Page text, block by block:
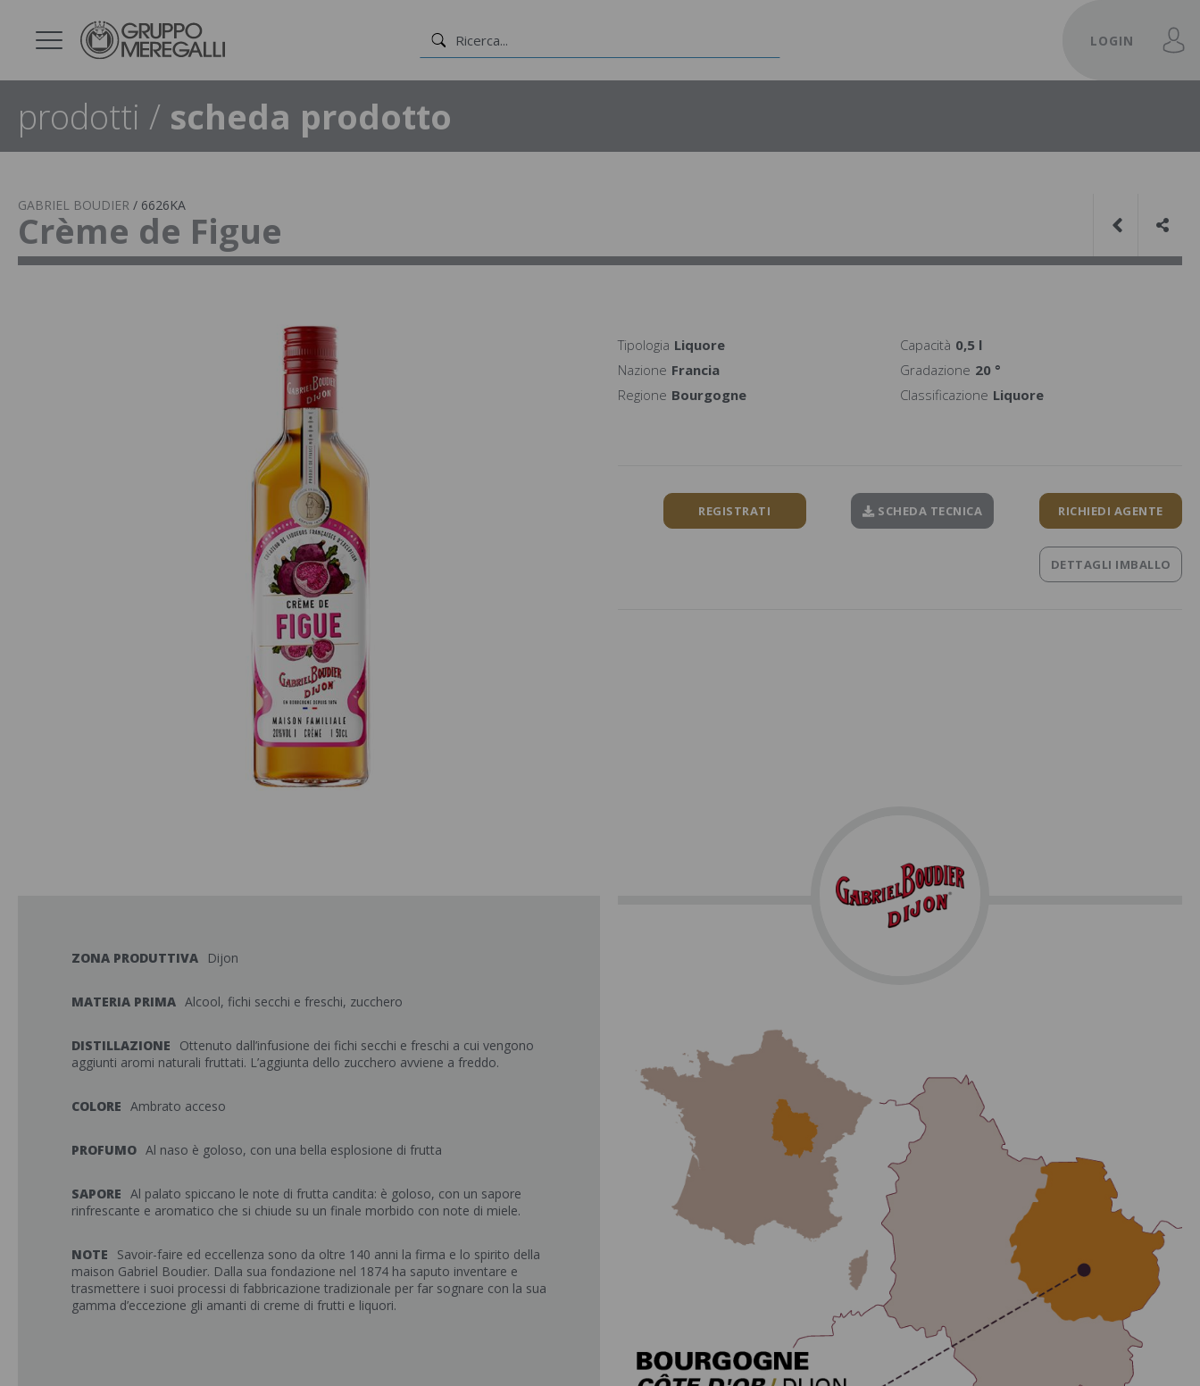
LOGIN
prodotti / scheda prodotto
GABRIEL BOUDIER / 6626KA
Crème de Figue
Tipologia Liquore Capacità 0,5 l
Nazione Francia Gradazione 20 °
Regione Bourgogne Classificazione Liquore
REGISTRATI SCHEDA TECNICA RICHIEDI AGENTE
DETTAGLI IMBALLO
ZONA PRODUTTIVA Dijon
MATERIA PRIMA Alcool, fichi secchi e freschi, zucchero
DISTILLAZIONE
Ottenuto dall’infusione dei fichi secchi e freschi a cui vengono
aggiunti aromi naturali fruttati. L’aggiunta dello zucchero avviene a freddo.
COLORE Ambrato acceso
PROFUMO Al naso è goloso, con una bella esplosione di frutta
SAPORE Al palato spiccano le note di frutta candita: è goloso, con un sapore
rinfrescante e aromatico che si chiude su un finale morbido con note di miele.
NOTE
Savoir-faire ed eccellenza sono da oltre 140 anni la firma e lo spirito della
maison Gabriel Boudier. Dalla sua fondazione nel 1874 ha saputo inventare e
trasmettere i suoi processi di fabbricazione tradizionale per far sognare con la sua
gamma d’eccezione gli amanti di creme di frutti e liquori.